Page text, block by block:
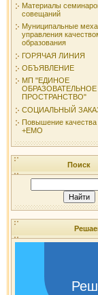
Материалы
совещаний
Муниципальные
управления
образования
ГОРЯЧАЯ ЛИНИЯ
ОБЪЯВЛЕНИЕ
МП "ЕДИНОЕ
ОБРАЗОВАТЕЛЬНОЕ
ПРОСТРАНСТВО"
СОЦИАЛЬНЫЙ
Повышение качества
+ЕМО
Поиск